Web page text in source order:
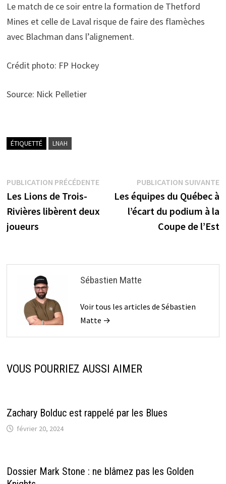
Le match de ce soir entre la formation de Thetford
Mines et celle de Laval risque de faire des flamèches
avec Blachman dans l’alignement.
Crédit photo: FP Hockey
Source: Nick Pelletier
ÉTIQUETTÉ LNAH
Navigation
de
l’article
PUBLICATION PRÉCÉDENTEPublication
précédente :
Les Lions de Trois-
Rivières libèrent deux
joueurs
PUBLICATION SUIVANTE
Les équipes du Québec à
l’écart du podium à la
Coupe de l’Est
Sébastien Matte
Voir tous les articles de Sébastien
Matte →
VOUS POURRIEZ AUSSI AIMER
Zachary Bolduc est rappelé par les Blues
février 20, 2024
Dossier Mark Stone : ne blâmez pas les Golden